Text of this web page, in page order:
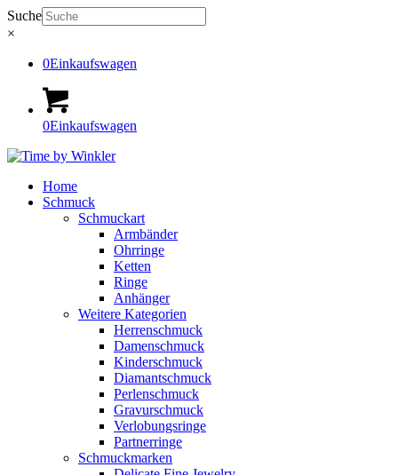
Suche
×
0Einkaufswagen
0Einkaufswagen
Home
Schmuck
Schmuckart
Armbänder
Ohrringe
Ketten
Ringe
Anhänger
Weitere Kategorien
Herrenschmuck
Damenschmuck
Kinderschmuck
Diamantschmuck
Perlenschmuck
Gravurschmuck
Verlobungsringe
Partnerringe
Schmuckmarken